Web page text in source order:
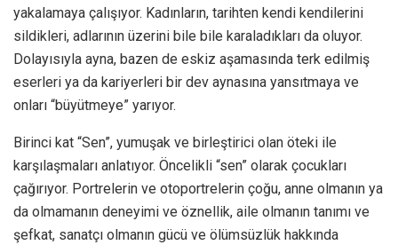
yakalamaya çalışıyor. Kadınların, tarihten kendi kendilerini
sildikleri, adlarının üzerini bile bile karaladıkları da oluyor.
Dolayısıyla ayna, bazen de eskiz aşamasında terk edilmiş
eserleri ya da kariyerleri bir dev aynasına yansıtmaya ve
onları “büyütmeye” yarıyor.
Birinci kat “Sen”, yumuşak ve birleştirici olan öteki ile
karşılaşmaları anlatıyor. Öncelikli “sen” olarak çocukları
çağırıyor. Portrelerin ve otoportrelerin çoğu, anne olmanın ya
da olmamanın deneyimi ve öznellik, aile olmanın tanımı ve
şefkat, sanatçı olmanın gücü ve ölümsüzlük hakkında